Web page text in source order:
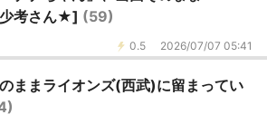
考さん★] (59)
0.5 2026/07/07 05:41
ままライオンズ(西武)に留まってい